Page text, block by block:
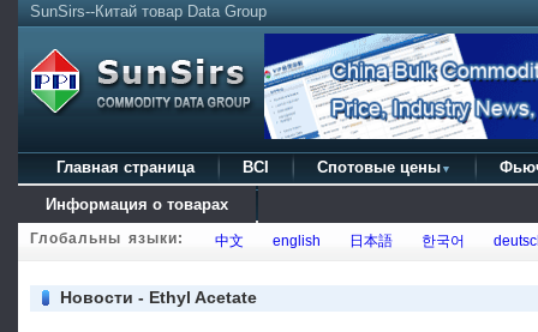
SunSirs--Китай товар Data Group
Главная страница BCI Спотовые цены ▼
Информация о товарах
Глобальны языки: 中文 english 日本語 한국어
Новости - Ethyl Acetate